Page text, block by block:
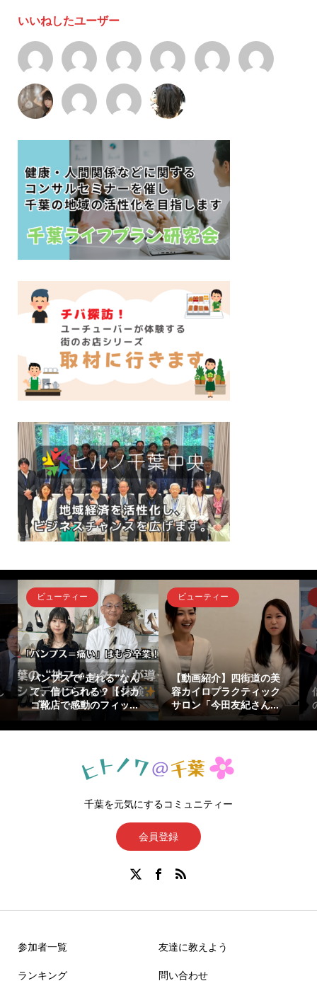
いいねしたユーザー
ビューティー
パンプスで“走れる”なん
て、信じられる？【シカ
ゴ靴店で感動のフィッ...
ビューティー
【動画紹介】四街道の美
容カイロプラクティック
サロン「今田友紀さん...
千葉を元気にするコミュニティー
会員登録
参加者一覧
ランキング
友達に教えよう
問い合わせ